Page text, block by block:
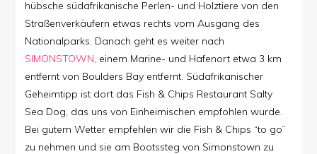
hübsche südafrikanische Perlen- und Holztiere von den
Straßenverkäufern etwas rechts vom Ausgang des
Nationalparks. Danach geht es weiter nach
SIMONSTOWN, einem Marine- und Hafenort etwa 3 km
entfernt von Boulders Bay entfernt. Südafrikanischer
Geheimtipp ist dort das Fish & Chips Restaurant Salty
Sea Dog, das uns von Einheimischen empfohlen wurde.
Bei gutem Wetter empfehlen wir die Fish & Chips “to go”
zu nehmen und sie am Bootssteg von Simonstown zu